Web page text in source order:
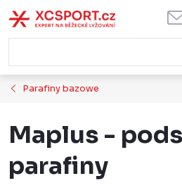
do
treści
Parafiny bazowe
Maplus -
parafiny